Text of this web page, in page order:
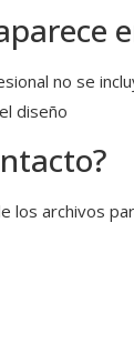
no se
diseño
los archivos